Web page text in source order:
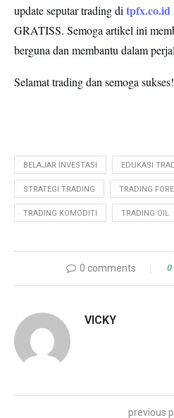
update seputar trading ditpfx.co.id
GRATISS. Semoga artikel ini
berguna dan membantu dalam
Selamat trading dan semoga sukses!
BELAJAR INVESTASI EDUKASI
STRATEGI TRADING TRADING
TRADING KOMODITI TRADING OIL
0 comments 0
VICKY
previous